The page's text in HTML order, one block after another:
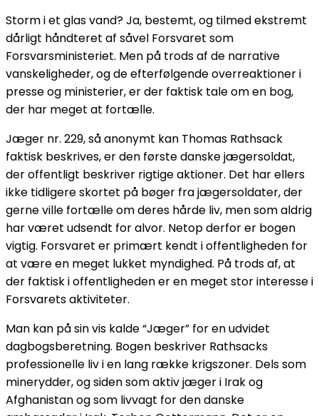
Storm i et glas vand? Ja, bestemt, og tilmed ekstremt
dårligt håndteret af såvel Forsvaret som
Forsvarsministeriet. Men på trods af de narrative
vanskeligheder, og de efterfølgende overreaktioner i
presse og ministerier, er der faktisk tale om en bog,
der har meget at fortælle.
Jæger nr. 229, så anonymt kan Thomas Rathsack
faktisk beskrives, er den første danske jægersoldat,
der offentligt beskriver rigtige aktioner. Det har ellers
ikke tidligere skortet på bøger fra jægersoldater, der
gerne ville fortælle om deres hårde liv, men som aldrig
har været udsendt for alvor. Netop derfor er bogen
vigtig. Forsvaret er primært kendt i offentligheden for
at være en meget lukket myndighed. På trods af, at
der faktisk i offentligheden er en meget stor interesse i
Forsvarets aktiviteter.
Man kan på sin vis kalde “Jæger” for en udvidet
dagbogsberetning. Bogen beskriver Rathsacks
professionelle liv i en lang række krigszoner. Dels som
minerydder, og siden som aktiv jæger i Irak og
Afghanistan og som livvagt for den danske